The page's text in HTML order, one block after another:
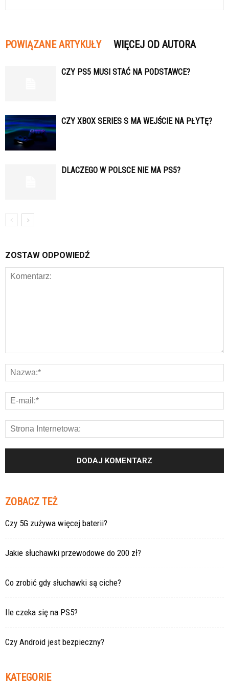
POWIĄZANE ARTYKUŁY WIĘCEJ OD AUTORA
CZY PS5 MUSI STAĆ NA PODSTAWCE?
CZY XBOX SERIES S MA WEJŚCIE NA PŁYTĘ?
DLACZEGO W POLSCE NIE MA PS5?
ZOSTAW ODPOWIEDŹ
ZOBACZ TEŻ
Czy 5G zużywa więcej baterii?
Jakie słuchawki przewodowe do 200 zł?
Co zrobić gdy słuchawki są ciche?
Ile czeka się na PS5?
Czy Android jest bezpieczny?
KATEGORIE